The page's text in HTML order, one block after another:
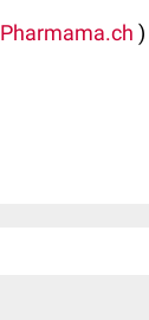
Pharmama.ch )